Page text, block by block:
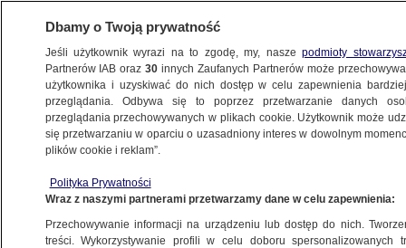
POLSKA
Jest nowy szef
18.12.2025, 17:43
Dbamy o Twoją prywatność
Jeśli użytkownik wyrazi na to zgodę, my, naszepodmioty
Partnerów IAB oraz30 innych Zaufanych Partnerów może
użytkownika i uzyskiwać do nich dostęp w celu zapewnienia
przeglądania. Odbywa się to poprzez przetwarzanie danych
przeglądania przechowywanych w plikach cookie. Użytkownik może
się przetwarzaniu w oparciu o uzasadniony interes w dowolnym
plików cookie i reklam”.
Polityka Prywatności
Wraz z naszymi partnerami przetwarzamy dane w celu zapewnienia:
Przechowywanie informacji na urządzeniu lub dostęp do nich.
treści. Wykorzystywanie profili w celu doboru spersonalizowanych